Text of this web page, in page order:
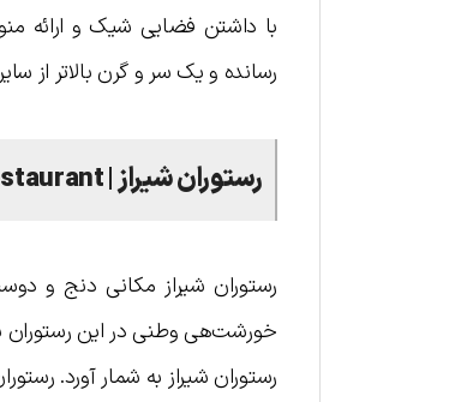
با داشتن فضایی شیک و ارائه
رسانده و یک سر و گرن بالاتر از
رستوران شیراز |
رستوران شیراز مکانی دنج و
خورشت‌هی وطنی در این رستوران
رستوران شیراز به شمار آورد.